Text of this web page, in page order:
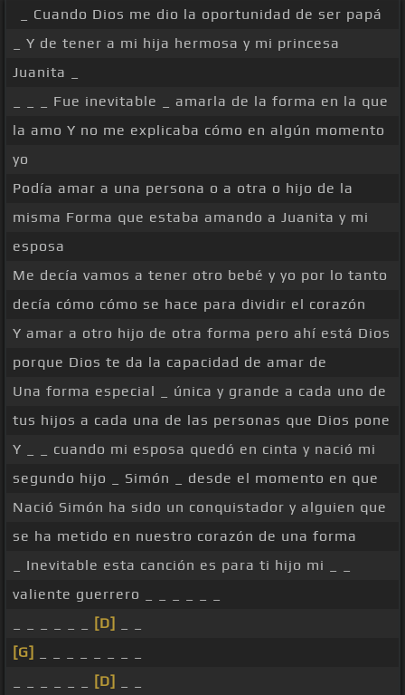
_ Cuando Dios me dio la oportunidad de ser papá
_ Y de tener a mi hija hermosa y mi princesa
Juanita _
_ _ _ Fue inevitable _ amarla de la forma en la que
la amo Y no me explicaba cómo en algún momento
yo
Podía amar a una persona o a otra o hijo de la
misma Forma que estaba amando a Juanita y mi
esposa
Me decía vamos a tener otro bebé y yo por lo tanto
decía cómo cómo se hace para dividir el corazón
Y amar a otro hijo de otra forma pero ahí está Dios
porque Dios te da la capacidad de amar de
Una forma especial _ única y grande a cada uno de
tus hijos a cada una de las personas que Dios pone
Y _ _ cuando mi esposa quedó en cinta y nació mi
segundo hijo _ Simón _ desde el momento en que
Nació Simón ha sido un conquistador y alguien que
se ha metido en nuestro corazón de una forma
_ Inevitable esta canción es para ti hijo mi _ _
valiente guerrero _ _ _ _ _ _
[D]
[G]
[D]